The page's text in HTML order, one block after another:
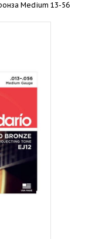
Medium 13-56